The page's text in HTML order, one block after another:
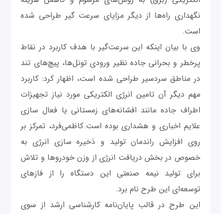
نگهداری راه‌ها از دیگر مزایای سرعت گیر طراحی شده
است.
وی با بیان اینکه این سرعت‌گیر با هدف کاربرد در نقاط
پرخطر و بحرانی جاده نظیر ورودی تونل‌ها، پیچ‌های تند
در مناطق سردسیر طراحی شده است، اظهار کرد: کاربرد
مهم دیگر آن تامین انرژی الکتریکی مورد نیاز تجهیزات
اطراف جاده مانند افشانه‌های زمستانی یا فعال سازی
علایم اخباری و هشداری بوده است.کاظمی‌فرد، تمرکز بر
روی افزایش راندمان تولید و ذخیره سازی انرژی به
خصوص در بخش دریافت انرژی از وزن خودروها و تلاش
برای تولید نیمه صنعتی این دستگاه را از فازهای
توسعه‌ای این طرح نام برد.
این طرح در قالب پایان‌نامه کارشناسی ارشد از سوی